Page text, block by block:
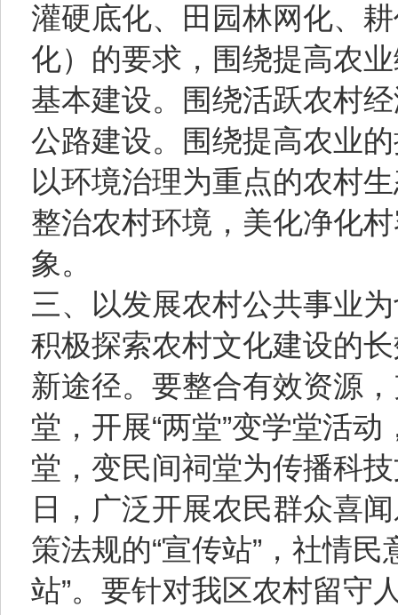
灌硬底化、田园林网化、
化）的要求，围绕提高农
基本建设。围绕活跃农村
公路建设。围绕提高农业
以环境治理为重点的农村
整治农村环境，美化净化
象。
三、以发展农村公共事业
积极探索农村文化建设的
新途径。要整合有效资源
堂，开展“两堂”变学堂活
堂，变民间祠堂为传播科
日，广泛开展农民群众喜
策法规的“宣传站”，社情民
站”。要针对我区农村留守